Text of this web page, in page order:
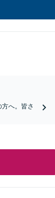
へ。皆さ